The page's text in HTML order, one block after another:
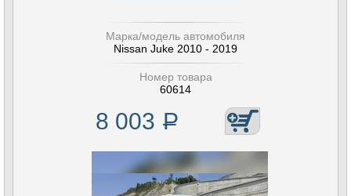
Марка/модель автомобиля
Nissan Juke 2010 - 2019
Номер товара
60614
8 003 Р